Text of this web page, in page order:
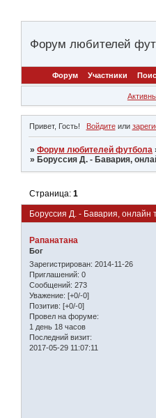
Форум любителей
Форум Участники
Привет, Гость! Войдитеили
»Форум любителей футбола
» Боруссия Д. - Бавария,
Боруссия Д. - Бавария, онлайн
Страница:1
Рапанатана
Бог
Зарегистрирован: 2014-11-26
Приглашений: 0
Сообщений: 273
Уважение: [+0/-0]
Позитив: [+0/-0]
Провел на форуме:
1 день 18 часов
Последний визит:
2017-05-29 11:07:11